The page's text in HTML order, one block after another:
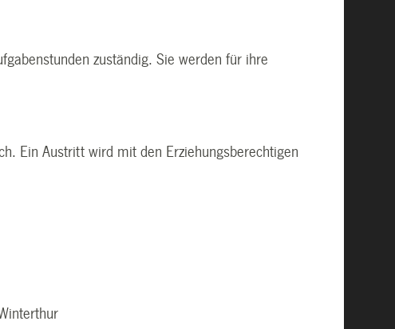
zuständig. Sie werden für ihre
Ein Austritt wird mit den Erziehungsberechtigen